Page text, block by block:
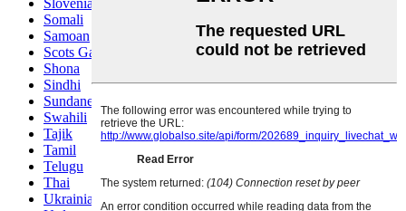
Slovenian
Somali
Samoan
Scots Gaelic
Shona
Sindhi
Sundanese
Swahili
Tajik
Tamil
Telugu
Thai
Ukrainian